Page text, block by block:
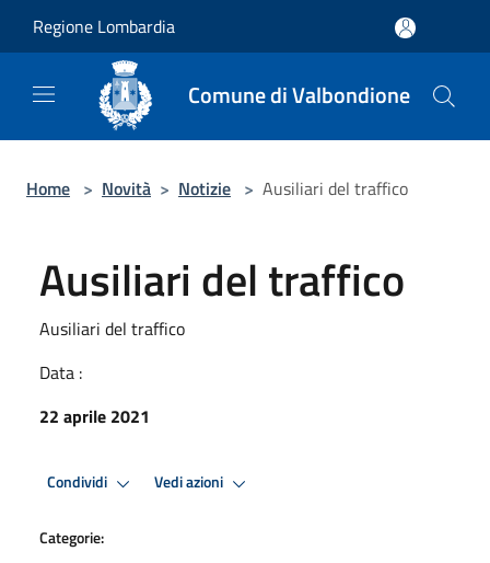
Regione Lombardia
Comune di Valbondione
Home > Novità > Notizie > Ausiliari del traffico
Ausiliari del traffico
Ausiliari del traffico
Data :
22 aprile 2021
Condividi Vedi azioni
Categorie: